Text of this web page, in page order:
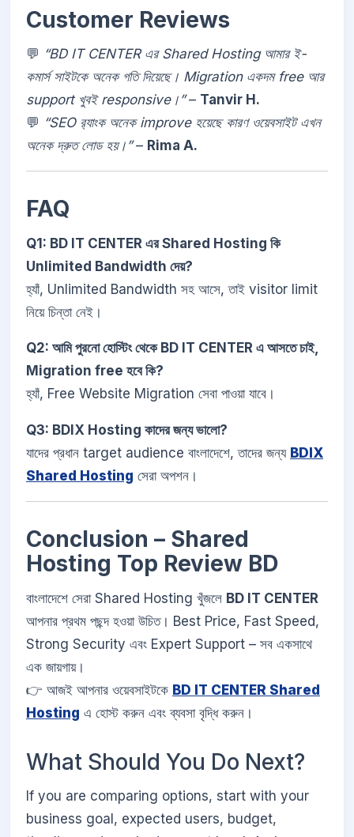
Customer Reviews
💬 “BD IT CENTER এর Shared Hosting আমার ই-
কমার্স সাইটকে অনেক গতি দিয়েছে। Migration একদম free আর
support খুবই responsive।”– Tanvir H.
💬 “SEO র‍্যাংক অনেক improve হয়েছে কারণ ওয়েবসাইট এখন
অনেক দ্রুত লোড হয়।”– Rima A.
FAQ
Q1: BD IT CENTER এর Shared Hosting কি
Unlimited Bandwidth দেয়?
হ্যাঁ, Unlimited Bandwidth সহ আসে, তাই visitor limit
নিয়ে চিন্তা নেই।
Q2: আমি পুরনো হোস্টিং থেকে BD IT CENTER এ আসতে চাই,
Migration free হবে কি?
হ্যাঁ, Free Website Migration সেবা পাওয়া যাবে।
Q3: BDIX Hosting কাদের জন্য ভালো?
যাদের প্রধান target audience বাংলাদেশে, তাদের জন্য BDIX
Shared Hosting সেরা অপশন।
Conclusion – Shared
Hosting Top Review BD
বাংলাদেশে সেরা Shared Hosting খুঁজলে BD IT CENTER
আপনার প্রথম পছন্দ হওয়া উচিত। Best Price, Fast Speed,
Strong Security এবং Expert Support – সব একসাথে
এক জায়গায়।
👉 আজই আপনার ওয়েবসাইটকে BD IT CENTER Shared
Hosting এ হোস্ট করুন এবং ব্যবসা বৃদ্ধি করুন।
What Should You Do Next?
If you are comparing options, start with your
business goal, expected users, budget,